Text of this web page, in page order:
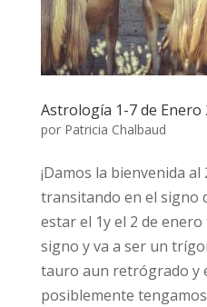
Astrología 1-7 de Enero
por Patricia Chalbaud
¡Damos la bienvenida
transitando en el signo
estar el 1y el 2 de
signo y va a ser un
tauro aun retrógrado y
posiblemente